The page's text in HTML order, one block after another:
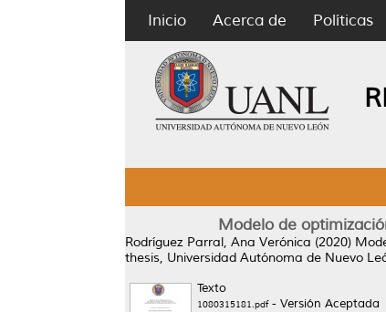
Inicio Acerca de Políticas
Modelo de
Rodríguez Parral, Ana Verónica (2020)
thesis, Universidad Autónoma de Nuevo
Texto
1080315181.pdf- Versión Aceptada